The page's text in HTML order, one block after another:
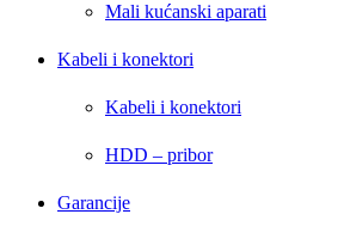
Mali kućanski aparati
Kabeli i konektori
Kabeli i konektori
HDD – pribor
Garancije